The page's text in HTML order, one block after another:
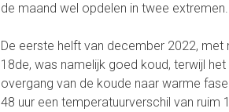
de maand wel opdelen in twee extremen.
De eerste helft van december 2022,
18de, was namelijk goed koud, terwijl
overgang van de koude naar warme
48 uur een temperatuurverschil van